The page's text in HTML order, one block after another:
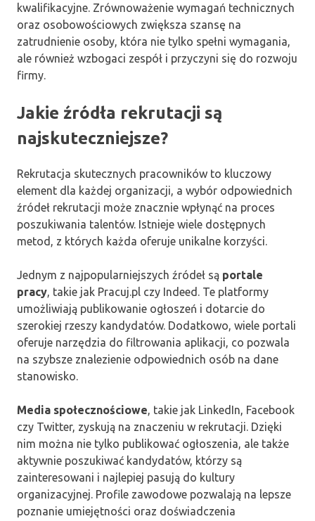
kwalifikacyjne. Zrównoważenie wymagań technicznych
oraz osobowościowych zwiększa szansę na
zatrudnienie osoby, która nie tylko spełni wymagania,
ale również wzbogaci zespół i przyczyni się do rozwoju
firmy.
Jakie źródła rekrutacji są
najskuteczniejsze?
Rekrutacja skutecznych pracowników to kluczowy
element dla każdej organizacji, a wybór odpowiednich
źródeł rekrutacji może znacznie wpłynąć na proces
poszukiwania talentów. Istnieje wiele dostępnych
metod, z których każda oferuje unikalne korzyści.
Jednym z najpopularniejszych źródeł są portale
pracy, takie jak Pracuj.pl czy Indeed. Te platformy
umożliwiają publikowanie ogłoszeń i dotarcie do
szerokiej rzeszy kandydatów. Dodatkowo, wiele portali
oferuje narzędzia do filtrowania aplikacji, co pozwala
na szybsze znalezienie odpowiednich osób na dane
stanowisko.
Media społecznościowe, takie jak LinkedIn, Facebook
czy Twitter, zyskują na znaczeniu w rekrutacji. Dzięki
nim można nie tylko publikować ogłoszenia, ale także
aktywnie poszukiwać kandydatów, którzy są
zainteresowani i najlepiej pasują do kultury
organizacyjnej. Profile zawodowe pozwalają na lepsze
poznanie umiejętności oraz doświadczenia